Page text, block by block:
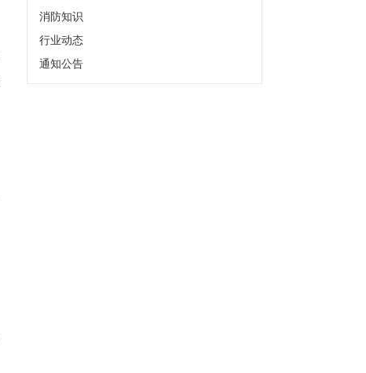
消防知识
行业动态
通知公告